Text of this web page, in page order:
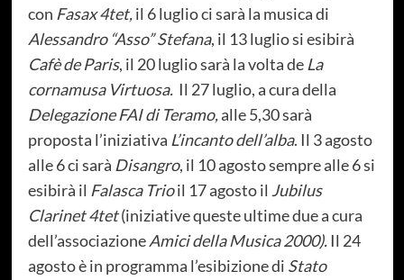
con Fasax 4tet,il 6 luglio ci sarà la musica di
Alessandro “Asso” Stefana, il 13 luglio si esibirà
Cafè de Paris, il 20 luglio sarà la volta de La
cornamusa Virtuosa. Il 27 luglio, a cura della
Delegazione FAI di Teramo,alle 5,30 sarà
proposta l’iniziativa L’incanto dell’alba. Il 3 agosto
alle 6 ci sarà Disangro, il 10 agosto sempre alle 6 si
esibirà il Falasca Trioil 17 agosto il Jubilus
Clarinet 4tet(iniziative queste ultime due a cura
dell’associazioneAmici della Musica 2000). Il 24
agosto è in programma l’esibizione di Stato